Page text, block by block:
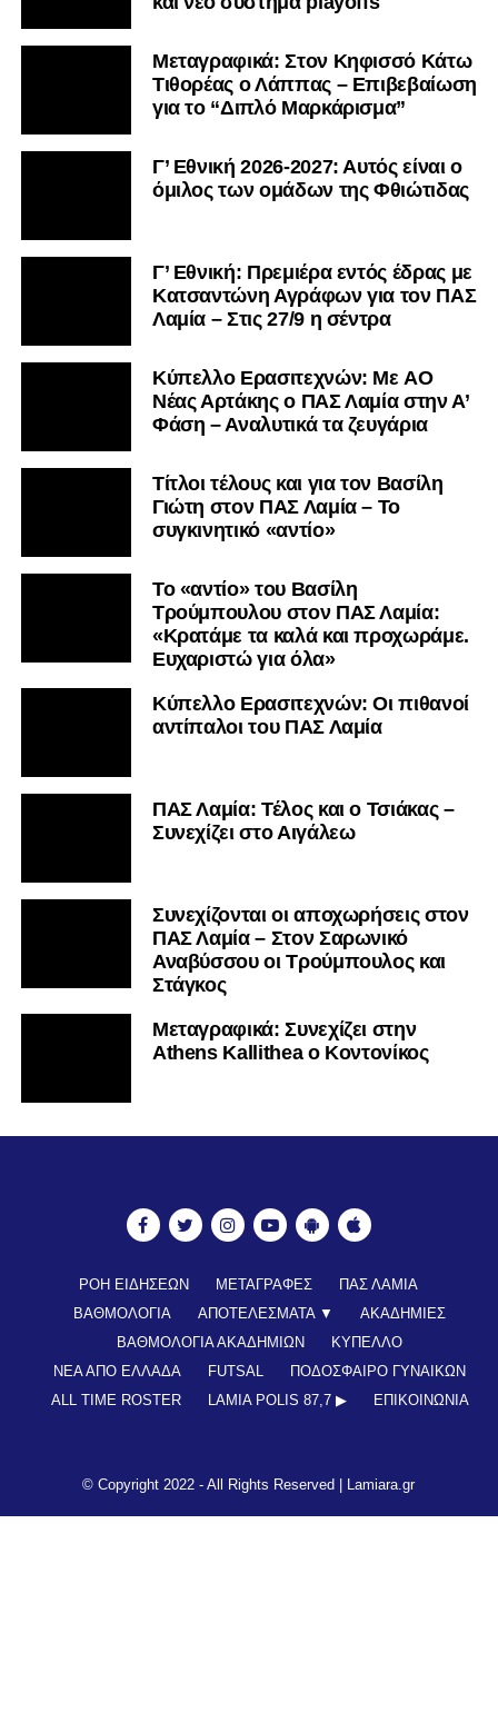
Μεταγραφικά: Στον Κηφισσό Κάτω
Τιθορέας ο Λάππας – Επιβεβαίωση
για το “Διπλό Μαρκάρισμα”
Γ’ Εθνική 2026-2027: Αυτός είναι ο
όμιλος των ομάδων της Φθιώτιδας
Γ’ Εθνική: Πρεμιέρα εντός έδρας με
Κατσαντώνη Αγράφων για τον ΠΑΣ
Λαμία – Στις 27/9 η σέντρα
Kύπελλο Ερασιτεχνών: Με AO
Nέας Αρτάκης ο ΠΑΣ Λαμία στην Α’
Φάση – Αναλυτικά τα ζευγάρια
Τίτλοι τέλους και για τον Βασίλη
Γιώτη στον ΠΑΣ Λαμία – Το
συγκινητικό «αντίο»
Το «αντίο» του Βασίλη
Τρούμπουλου στον ΠΑΣ Λαμία:
«Κρατάμε τα καλά και προχωράμε.
Ευχαριστώ για όλα»
Κύπελλο Ερασιτεχνών: Οι πιθανοί
αντίπαλοι του ΠΑΣ Λαμία
ΠΑΣ Λαμία: Τέλος και ο Τσιάκας –
Συνεχίζει στο Αιγάλεω
Συνεχίζονται οι αποχωρήσεις στον
ΠΑΣ Λαμία – Στον Σαρωνικό
Αναβύσσου οι Τρούμπουλος και
Στάγκος
Mεταγραφικά: Συνεχίζει στην
Athens Kallithea ο Κοντονίκος
ΡΟΗ ΕΙΔΗΣΕΩΝ ΜΕΤΑΓΡΑΦΕΣ
ΠΑΣ ΛΑΜΙΑ
ΒΑΘΜΟΛΟΓΙΑ
ΑΠΟΤΕΛΕΣΜΑΤΑ ▼
ΑΚΑΔΗΜΙΕΣ
ΒΑΘΜΟΛΟΓΙΑ ΑΚΑΔΗΜΙΩΝ
ΚΥΠΕΛΛΟ
ΝΕΑ ΑΠΟ ΕΛΛΑΔΑ
FUTSAL
ΠΟΔΟΣΦΑΙΡΟ ΓΥΝΑΙΚΩΝ
ALL TIME ROSTER
LAMIA POLIS 87,7 ▶︎ ΕΠΙΚΟΙΝΩΝΊΑ
© Copyright 2022 - All Rights Reserved | Lamiara.gr